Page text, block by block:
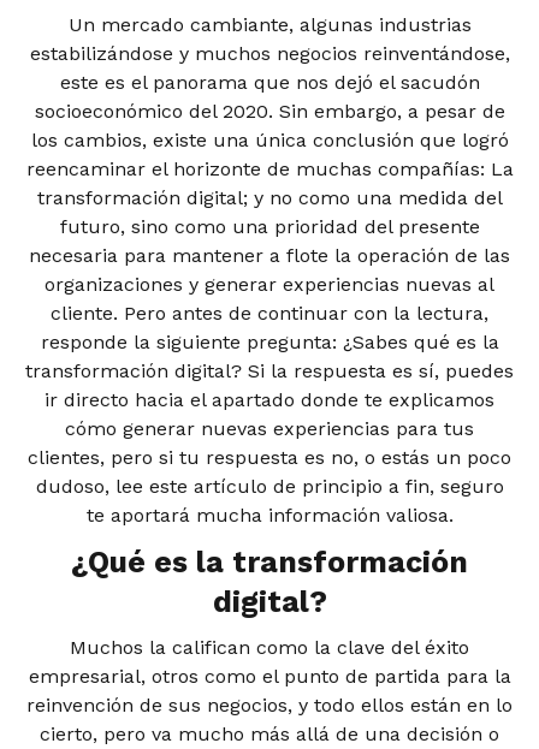
Un mercado cambiante, algunas industrias
estabilizándose y muchos negocios reinventándose,
este es el panorama que nos dejó el sacudón
socioeconómico del 2020. Sin embargo, a pesar de
los cambios, existe una única conclusión que logró
reencaminar el horizonte de muchas compañías: La
transformación digital; y no como una medida del
futuro, sino como una prioridad del presente
necesaria para mantener a flote la operación de las
organizaciones y generar experiencias nuevas al
cliente. Pero antes de continuar con la lectura,
responde la siguiente pregunta: ¿Sabes qué es la
transformación digital? Si la respuesta es sí, puedes
ir directo hacia el apartado donde te explicamos
cómo generar nuevas experiencias para tus
clientes, pero si tu respuesta es no, o estás un poco
dudoso, lee este artículo de principio a fin, seguro
te aportará mucha información valiosa.
¿Qué es la transformación
digital?
Muchos la califican como la clave del éxito
empresarial, otros como el punto de partida para la
reinvención de sus negocios, y todo ellos están en lo
cierto, pero va mucho más allá de una decisión o